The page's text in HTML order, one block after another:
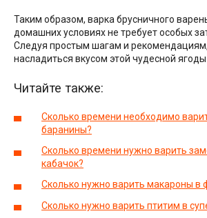
Таким образом, варка брусничного
домашних условиях не требует особых
Следуя простым шагам и
насладиться вкусом этой чудесной
Читайте также:
Сколько времени необходимо
баранины?
Сколько времени нужно варить
кабачок?
Сколько нужно варить макароны в
Сколько нужно варить птитим в